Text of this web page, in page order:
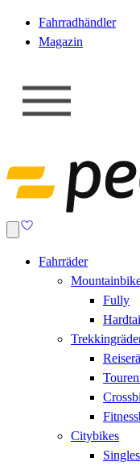
Fahrradhändler
Magazin
Fahrräder
Fully
Citybikes